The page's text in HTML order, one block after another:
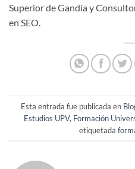
Superior de Gandía y
en SEO.
Esta entrada fue publicada en
Estudios UPV, Formación
etiquetada